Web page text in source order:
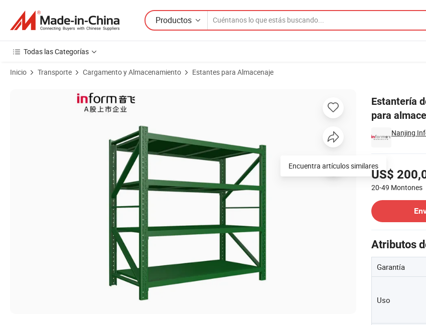
Productos
Todas las Categorías
Inicio Transporte Cargamento y Almacenamiento Estantes para Almacenaje
Estantería
para
Nanjing
Precios
US$
20-49 Montones
Atributos
Garantía
Uso
Imágenes de productos de Estantería de acero personalizada sin fondo de alta resistencia para almacenes
Encuentra artículos similares